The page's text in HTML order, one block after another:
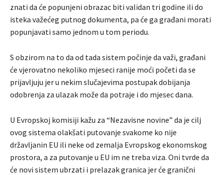
znati da će popunjeni obrazac biti validan tri godine ili do
isteka važećeg putnog dokumenta, pa će ga građani morati
popunjavati samo jednom u tom periodu.
S obzirom na to da od tada sistem počinje da važi, građani
će vjerovatno nekoliko mjeseci ranije moći početi da se
prijavljuju jer u nekim slučajevima postupak dobijanja
odobrenja za ulazak može da potraje i do mjesec dana.
U Evropskoj komisiji kažu za “Nezavisne novine” da je cilj
ovog sistema olakšati putovanje svakome ko nije
državljanin EU ili neke od zemalja Evropskog ekonomskog
prostora, a za putovanje u EU im ne treba viza. Oni tvrde da
će novi sistem ubrzati i prelazak granica jer će granični